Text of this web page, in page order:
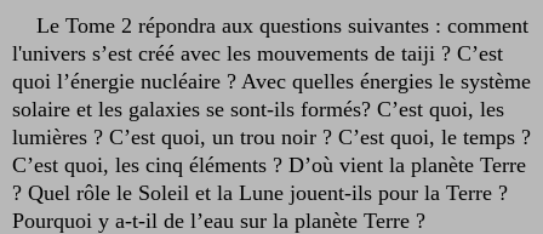
Le Tome 2 répondra aux questions suivantes : comment
l'univers s’est créé avec les mouvements de taiji ? C’est
quoi l’énergie nucléaire ? Avec quelles énergies le système
solaire et les galaxies se sont-ils formés? C’est quoi, les
lumières ? C’est quoi, un trou noir ? C’est quoi, le temps ?
C’est quoi, les cinq éléments ? D’où vient la planète Terre
? Quel rôle le Soleil et la Lune jouent-ils pour la Terre ?
Pourquoi y a-t-il de l’eau sur la planète Terre ?